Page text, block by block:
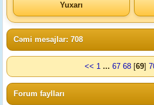
Yuxarı
Cəmi mesajlar: 708
<< 1 ... 67 68[69]
Forum faylları